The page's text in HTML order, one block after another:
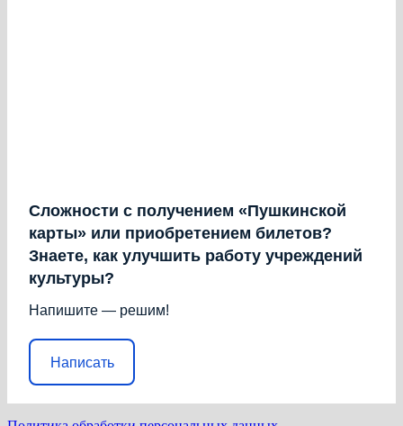
Сложности с получением «Пушкинской
карты» или приобретением билетов?
Знаете, как улучшить работу учреждений
культуры?
Напишите — решим!
Написать